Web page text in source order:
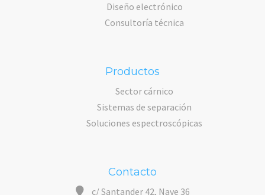
Diseño electrónico
Consultoría técnica
Productos
Sector cárnico
Sistemas de separación
Soluciones espectroscópicas
Contacto
c/ Santander 42, Nave 36